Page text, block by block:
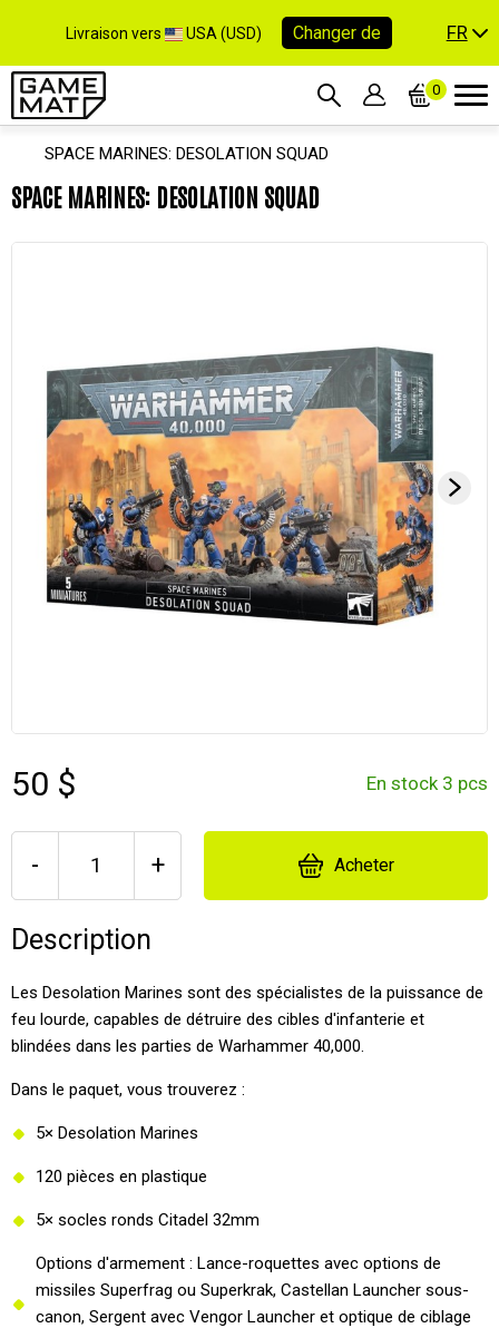
Livraison vers USA (USD) Changer de FR
0
SPACE MARINES: DESOLATION SQUAD
SPACE MARINES: DESOLATION SQUAD
50 $ En stock 3 pcs
- + Acheter
Description
Les Desolation Marines sont des spécialistes de la puissance de
feu lourde, capables de détruire des cibles d'infanterie et
blindées dans les parties de Warhammer 40,000.
Dans le paquet, vous trouverez :
5× Desolation Marines
120 pièces en plastique
5× socles ronds Citadel 32mm
Options d'armement : Lance-roquettes avec options de
missiles Superfrag ou Superkrak, Castellan Launcher sous-
canon, Sergent avec Vengor Launcher et optique de ciblage